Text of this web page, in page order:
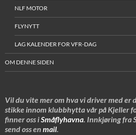
NLF MOTOR
FLYNYTT
LAG KALENDER FOR VFR-DAG
OM DENNE SIDEN
Vil du vite mer om hva vi driver med er
stikke innom klubbhytta vår på Kjeller
finner oss iSmåflyhavna. Innkjøring fra
send oss en mail.